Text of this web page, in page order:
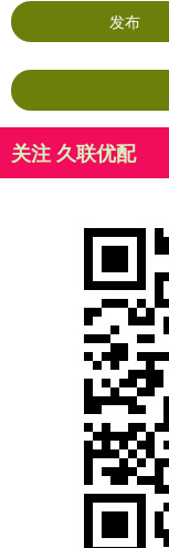
发布
关注 久联优配